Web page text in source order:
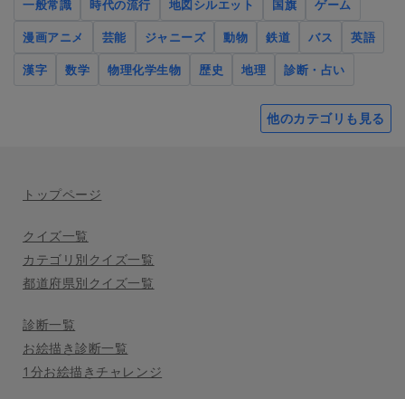
一般常識 時代の流行 地図シルエット 国旗
ゲーム
漫画アニメ
芸能 ジャニーズ 動物 鉄道 バス
英語
漢字
数学 物理化学生物 歴史 地理 診断・占い
他のカテゴリも見る
トップページ
クイズ一覧
カテゴリ別クイズ一覧
都道府県別クイズ一覧
診断一覧
お絵描き診断一覧
1分お絵描きチャレンジ